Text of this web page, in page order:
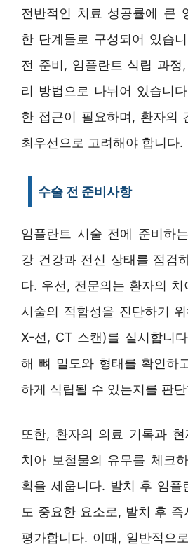
전반적인 치료 성공률에 큰
한 단계들로 구성되어 있습
전 준비, 임플란트 식립 과
리 방법으로 나뉘어 있습니
한 접근이 필요하며, 환자의
최우선으로 고려해야 합니다.
수술 전 준비사항
임플란트 시술 전에 준비하
강 건강과 전신 상태를 점검
다. 우선, 전문의는 환자의 치
시술의 적합성을 진단하기
X-선, CT 스캔)를 실시합니
해 뼈 밀도와 형태를 확인하
하게 식립될 수 있는지를 판
또한, 환자의 의료 기록과
치아 보철물의 유무를 체크
획을 세웁니다. 발치 후 임플
도 중요한 요소로, 발치 후
평가합니다. 이때, 일반적으